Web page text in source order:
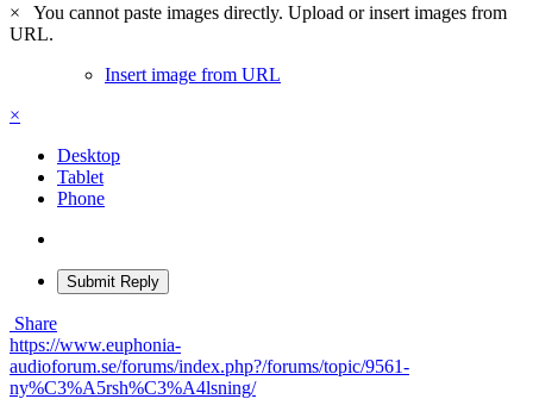
×
You cannot paste images directly. Upload or insert images from
URL.
Insert image from URL
×
Desktop
Tablet
Phone
Submit Reply
Share
https://www.euphonia-
audioforum.se/forums/index.php?/forums/topic/9561-
ny%C3%A5rsh%C3%A4lsning/